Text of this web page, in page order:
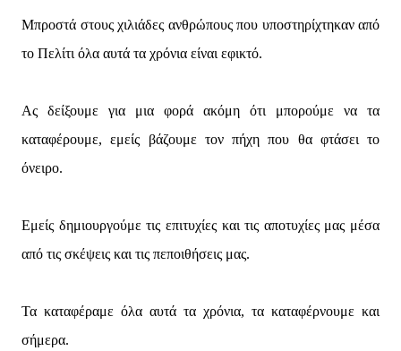
Μπροστά στους χιλιάδες ανθρώπους που υποστηρίχτηκαν από
το Πελίτι όλα αυτά τα χρόνια είναι εφικτό.
Ας δείξουμε για μια φορά ακόμη ότι μπορούμε να τα
καταφέρουμε, εμείς βάζουμε τον πήχη που θα φτάσει το
όνειρο.
Εμείς δημιουργούμε τις επιτυχίες και τις αποτυχίες μας μέσα
από τις σκέψεις και τις πεποιθήσεις μας.
Τα καταφέραμε όλα αυτά τα χρόνια, τα καταφέρνουμε και
σήμερα.